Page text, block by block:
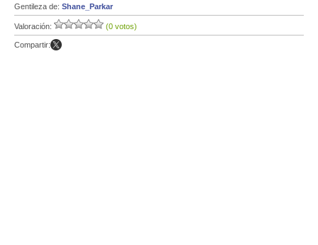
Gentileza de: Shane_Parkar
Valoración: (0 votos)
Compartir: